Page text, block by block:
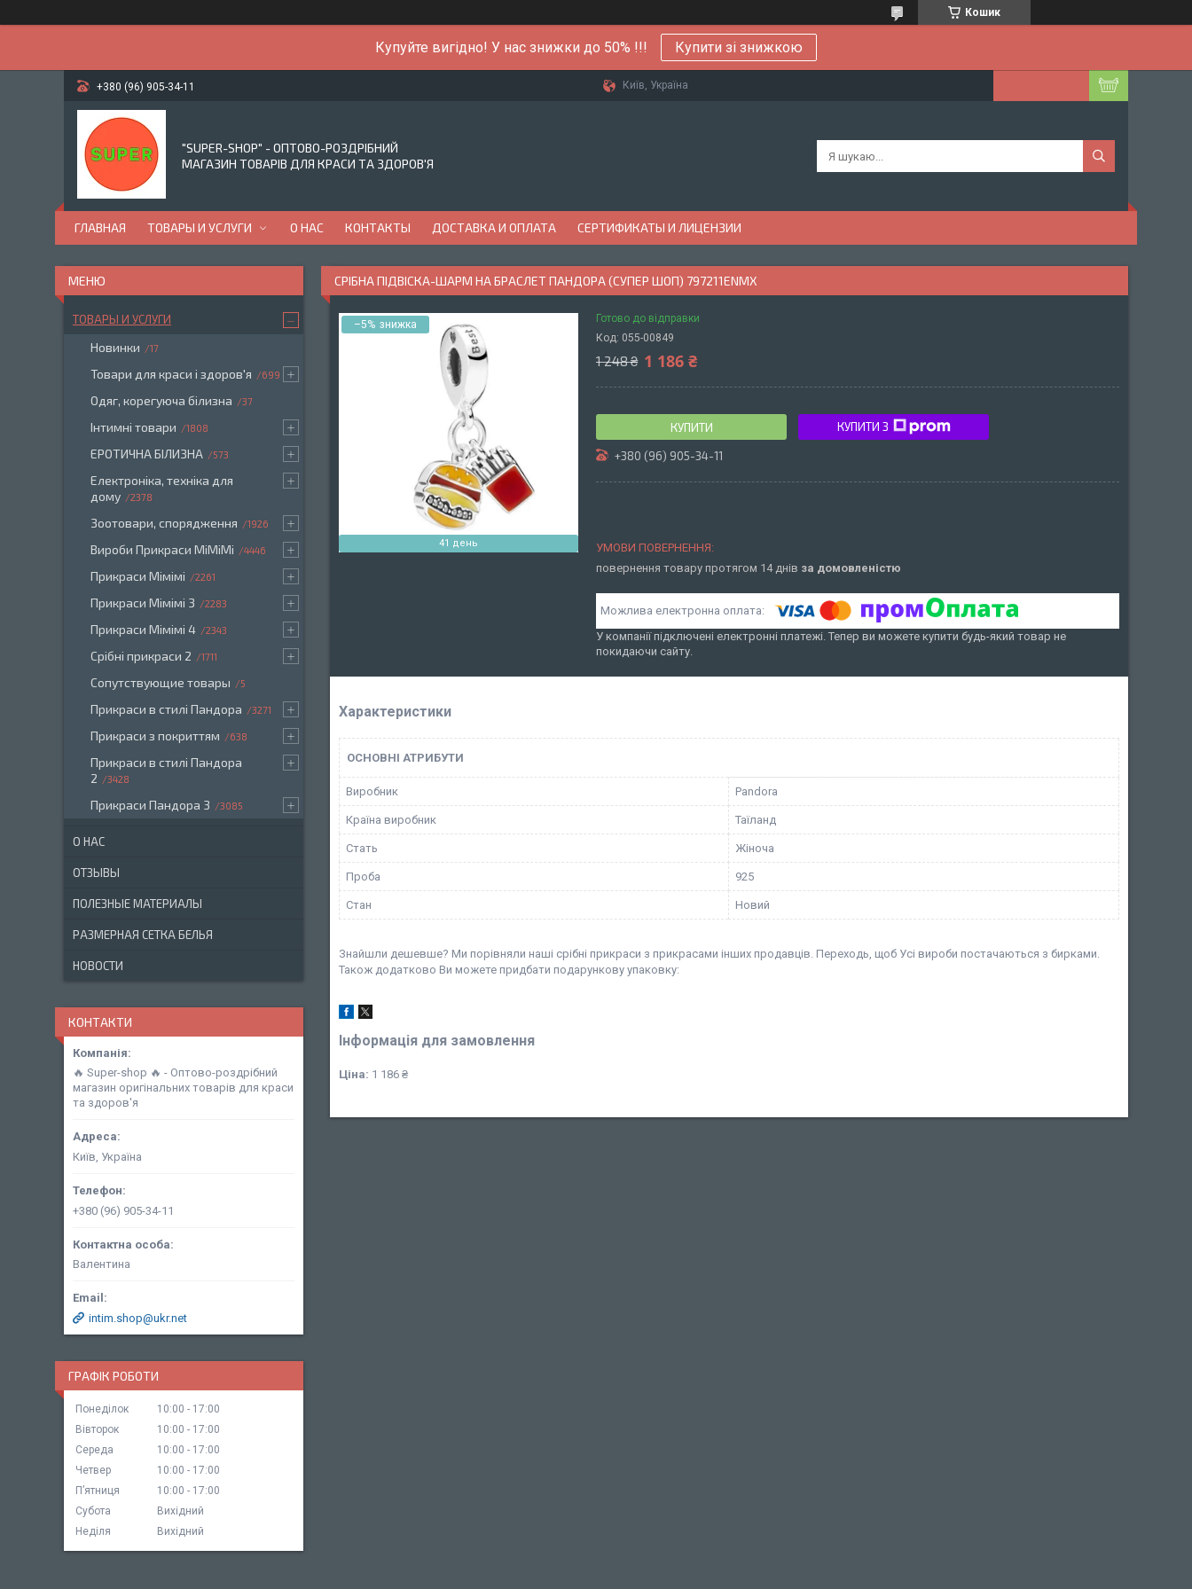
Кошик
Купуйте вигідно! У нас знижки до 50% !!! Купити зі знижкою
+380 (96) 905-34-11 Київ, Україна
"SUPER-SHOP" - ОПТОВО-РОЗДРІБНИЙ
МАГАЗИН ТОВАРІВ ДЛЯ КРАСИ ТА ЗДОРОВ'Я
ГЛАВНАЯ ТОВАРЫ И УСЛУГИ О НАС КОНТАКТЫ ДОСТАВКА И ОПЛАТА СЕРТИФИКАТЫ И ЛИЦЕНЗИИ
СРІБНА ПІДВІСКА-ШАРМ НА БРАСЛЕТ ПАНДОРА (СУПЕР ШОП) 797211ENMX
–5%
41 день
Готово до відправки
Код: 055-00849
1 248 ₴ 1 186 ₴
КУПИТИ КУПИТИ З
+380 (96) 905-34-11
повернення товару протягом 14 днів за домовленістю
У компанії підключені електронні платежі. Тепер ви можете купити будь-який товар не
покидаючи сайту.
Характеристики
ОСНОВНІ АТРИБУТИ
Виробник Pandora
Країна виробник Таїланд
Стать Жіноча
Проба 925
Стан Новий
Знайшли дешевше? Ми порівняли наші срібні прикраси з прикрасами інших продавців. Переходь, щоб Усі вироби постачаються з бирками.
Також додатково Ви можете придбати подарункову упаковку:
Інформація для замовлення
Ціна: 1 186 ₴
ТОВАРЫ И УСЛУГИ
Новинки 17
Товари для краси і здоров'я 699
Одяг, корегуюча білизна 37
Інтимні товари 1808
ЕРОТИЧНА БІЛИЗНА 573
Електроніка, техніка для
дому
2378
Зоотовари, спорядження 1926
Вироби Прикраси МіМіМі 4446
Прикраси Мімімі 2261
Прикраси Мімімі 3 2283
Прикраси Мімімі 4 2343
Срібні прикраси 2 1711
Сопутствующие товары 5
Прикраси в стилі Пандора 3271
Прикраси з покриттям 638
Прикраси в стилі Пандора
2
3428
Прикраси Пандора 3 3085
О НАС
ОТЗЫВЫ
ПОЛЕЗНЫЕ МАТЕРИАЛЫ
РАЗМЕРНАЯ СЕТКА БЕЛЬЯ
НОВОСТИ
КОНТАКТИ
🔥 Super-shop 🔥 - Оптово-роздрібний
магазин оригінальних товарів для краси
та здоров'я
Київ, Україна
+380 (96) 905-34-11
Валентина
intim.shop@ukr.net
ГРАФІК РОБОТИ
Понеділок 10:00
17:00
Вівторок
10:00
17:00
Середа
10:00
17:00
Четвер
10:00
17:00
Пʼятниця
10:00
17:00
Субота
Вихідний
Неділя
Вихідний